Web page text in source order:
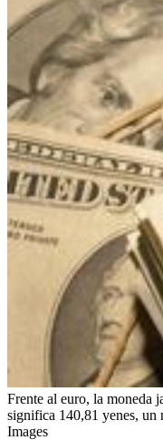
Frente al euro, la moneda
significa 140,81 yenes, un
Images